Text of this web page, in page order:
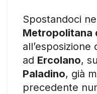
Spostandoci
Metropolitana
all’esposizione
ad Ercolano,
Paladino, già
precedente